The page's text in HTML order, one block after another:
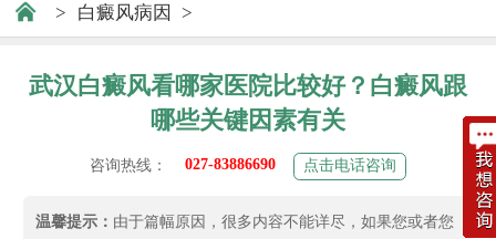
> 白癜风病因 >
武汉白癜风看哪家医院比较好？白癜风跟
哪些关键因素有关
咨询热线： 027-83886690 点击电话咨询
温馨提示： 由于篇幅原因，很多内容不能详尽，如果您或者您